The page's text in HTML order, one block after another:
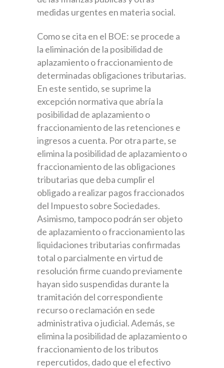
medidas urgentes en materia social.
Como se cita en el BOE: se procede a
la eliminación de la posibilidad de
aplazamiento o fraccionamiento de
determinadas obligaciones tributarias.
En este sentido, se suprime la
excepción normativa que abría la
posibilidad de aplazamiento o
fraccionamiento de las retenciones e
ingresos a cuenta. Por otra parte, se
elimina la posibilidad de aplazamiento o
fraccionamiento de las obligaciones
tributarias que deba cumplir el
obligado a realizar pagos fraccionados
del Impuesto sobre Sociedades.
Asimismo, tampoco podrán ser objeto
de aplazamiento o fraccionamiento las
liquidaciones tributarias confirmadas
total o parcialmente en virtud de
resolución firme cuando previamente
hayan sido suspendidas durante la
tramitación del correspondiente
recurso o reclamación en sede
administrativa o judicial. Además, se
elimina la posibilidad de aplazamiento o
fraccionamiento de los tributos
repercutidos, dado que el efectivo